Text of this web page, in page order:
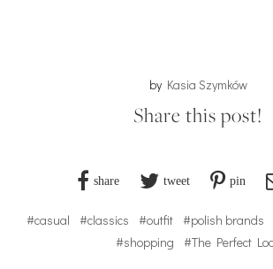
by Kasia Szymków
Share this post!
share tweet pin
#casual #classics #outfit #polish brands
#shopping
#The Perfect